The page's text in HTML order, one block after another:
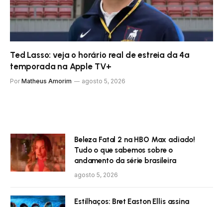
Ted Lasso: veja o horário real de estreia da 4ª
temporada na Apple TV+
Por Matheus Amorim agosto 5, 2026
Beleza Fatal 2 na HBO Max adiado!
Tudo o que sabemos sobre o
andamento da série brasileira
agosto 5, 2026
Estilhaços: Bret Easton Ellis assina